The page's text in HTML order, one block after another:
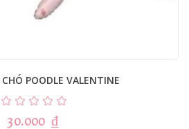
POODLE VALENTINE
30.000 ₫